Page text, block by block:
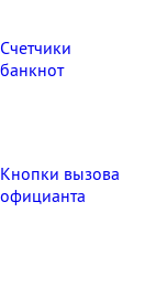
Счетчики
банкнот
Кнопки вызова
официанта